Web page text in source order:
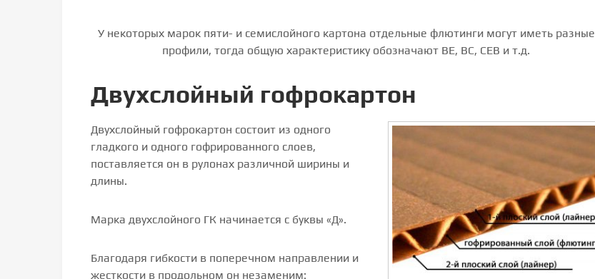
У некоторых марок пяти- и семислойного картона отдельные флютинги могут иметь разные
профили, тогда общую характеристику обозначают BE, BC, СЕВ и т.д.
Двухслойный гофрокартон
Двухслойный гофрокартон состоит из одного
гладкого и одного гофрированного слоев,
поставляется он в рулонах различной ширины и
длины.
Марка двухслойного ГК начинается с буквы «Д».
Благодаря гибкости в поперечном направлении и
жесткости в продольном он незаменим: